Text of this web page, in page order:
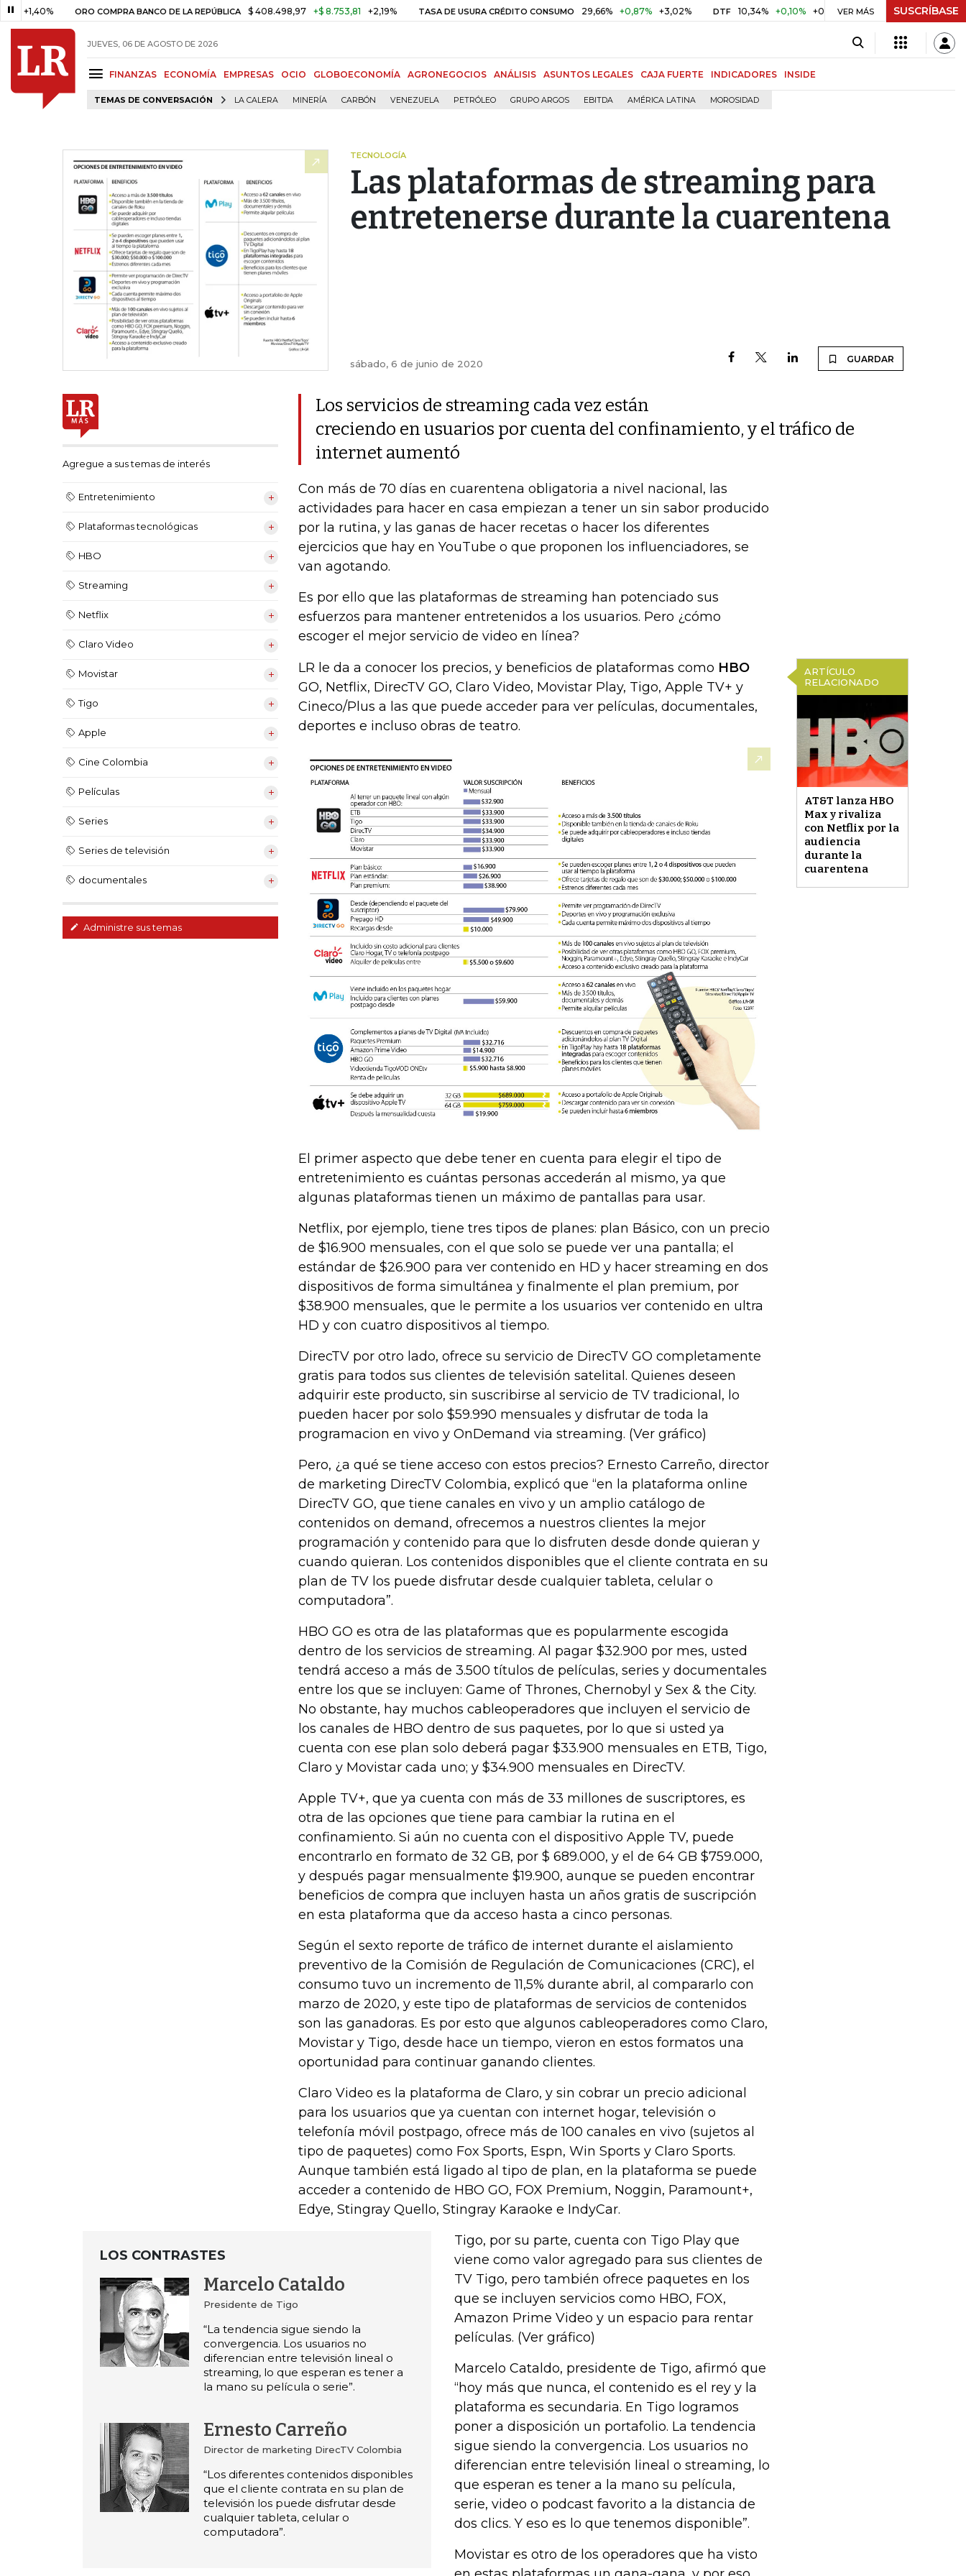
ORO COMPRA BANCO DE LA REPÚBLICA $ 408.498,97 +$ 8.753,81 +2,19% TASA DE USURA CRÉDITO CONSUMO 29,66% +0,87% +3,02% DTF 10,34% +0,10% +0,98% UVR $ 416,91 +$ 0,05 +0,01%
VER MÁS SUSCRÍBASE
JUEVES, 06 DE AGOSTO DE 2026
FINANZAS ECONOMÍA EMPRESAS OCIO GLOBOECONOMÍA AGRONEGOCIOS ANÁLISIS ASUNTOS LEGALES CAJA FUERTE INDICADORES INSIDE
TEMAS DE CONVERSACIÓN LA CALERA MINERÍA CARBÓN VENEZUELA PETRÓLEO GRUPO ARGOS EBITDA AMÉRICA LATINA MOROSIDAD
TECNOLOGÍA
Las plataformas de streaming para
entretenerse durante la cuarentena
sábado, 6 de junio de 2020 GUARDAR
Agregue a sus temas de interés
Entretenimiento
Plataformas tecnológicas
HBO
Streaming
Netflix
Claro Video
Movistar
Tigo
Apple
Cine Colombia
Películas
Series
Series de televisión
documentales
Administre sus temas
Los servicios de streaming cada vez están
creciendo en usuarios por cuenta del confinamiento, y el tráfico de
internet aumentó
Con más de 70 días en cuarentena obligatoria a nivel nacional, las
actividades para hacer en casa empiezan a tener un sin sabor producido
por la rutina, y las ganas de hacer recetas o hacer los diferentes
ejercicios que hay en YouTube o que proponen los influenciadores, se
van agotando.
Es por ello que las plataformas de streaming han potenciado sus
esfuerzos para mantener entretenidos a los usuarios. Pero ¿cómo
escoger el mejor servicio de video en línea?
ARTÍCULO
RELACIONADO
AT&T lanza HBO
Max y rivaliza
con Netflix por la
audiencia
durante la
cuarentena
LR le da a conocer los precios, y beneficios de plataformas como HBO
GO, Netflix, DirecTV GO, Claro Video, Movistar Play, Tigo, Apple TV+ y
Cineco/Plus a las que puede acceder para ver películas, documentales,
deportes e incluso obras de teatro.
El primer aspecto que debe tener en cuenta para elegir el tipo de
entretenimiento es cuántas personas accederán al mismo, ya que
algunas plataformas tienen un máximo de pantallas para usar.
Netflix, por ejemplo, tiene tres tipos de planes: plan Básico, con un precio
de $16.900 mensuales, con el que solo se puede ver una pantalla; el
estándar de $26.900 para ver contenido en HD y hacer streaming en dos
dispositivos de forma simultánea y finalmente el plan premium, por
$38.900 mensuales, que le permite a los usuarios ver contenido en ultra
HD y con cuatro dispositivos al tiempo.
DirecTV por otro lado, ofrece su servicio de DirecTV GO completamente
gratis para todos sus clientes de televisión satelital. Quienes deseen
adquirir este producto, sin suscribirse al servicio de TV tradicional, lo
pueden hacer por solo $59.990 mensuales y disfrutar de toda la
programacion en vivo y OnDemand via streaming. (Ver gráfico)
Pero, ¿a qué se tiene acceso con estos precios? Ernesto Carreño, director
de marketing DirecTV Colombia, explicó que “en la plataforma online
DirecTV GO, que tiene canales en vivo y un amplio catálogo de
contenidos on demand, ofrecemos a nuestros clientes la mejor
programación y contenido para que lo disfruten desde donde quieran y
cuando quieran. Los contenidos disponibles que el cliente contrata en su
plan de TV los puede disfrutar desde cualquier tableta, celular o
computadora”.
HBO GO es otra de las plataformas que es popularmente escogida
dentro de los servicios de streaming. Al pagar $32.900 por mes, usted
tendrá acceso a más de 3.500 títulos de películas, series y documentales
entre los que se incluyen: Game of Thrones, Chernobyl y Sex & the City.
No obstante, hay muchos cableoperadores que incluyen el servicio de
los canales de HBO dentro de sus paquetes, por lo que si usted ya
cuenta con ese plan solo deberá pagar $33.900 mensuales en ETB, Tigo,
Claro y Movistar cada uno; y $34.900 mensuales en DirecTV.
Apple TV+, que ya cuenta con más de 33 millones de suscriptores, es
otra de las opciones que tiene para cambiar la rutina en el
confinamiento. Si aún no cuenta con el dispositivo Apple TV, puede
encontrarlo en formato de 32 GB, por $ 689.000, y el de 64 GB $759.000,
y después pagar mensualmente $19.900, aunque se pueden encontrar
beneficios de compra que incluyen hasta un años gratis de suscripción
en esta plataforma que da acceso hasta a cinco personas.
Según el sexto reporte de tráfico de internet durante el aislamiento
preventivo de la Comisión de Regulación de Comunicaciones (CRC), el
consumo tuvo un incremento de 11,5% durante abril, al compararlo con
marzo de 2020, y este tipo de plataformas de servicios de contenidos
son las ganadoras. Es por esto que algunos cableoperadores como Claro,
Movistar y Tigo, desde hace un tiempo, vieron en estos formatos una
oportunidad para continuar ganando clientes.
Claro Video es la plataforma de Claro, y sin cobrar un precio adicional
para los usuarios que ya cuentan con internet hogar, televisión o
telefonía móvil postpago, ofrece más de 100 canales en vivo (sujetos al
tipo de paquetes) como Fox Sports, Espn, Win Sports y Claro Sports.
Aunque también está ligado al tipo de plan, en la plataforma se puede
acceder a contenido de HBO GO, FOX Premium, Noggin, Paramount+,
Edye, Stingray Quello, Stingray Karaoke e IndyCar.
LOS CONTRASTES
Marcelo Cataldo
Presidente de Tigo
“La tendencia sigue siendo la
convergencia. Los usuarios no
diferencian entre televisión lineal o
streaming, lo que esperan es tener a
la mano su película o serie”.
Ernesto Carreño
Director de marketing DirecTV Colombia
“Los diferentes contenidos disponibles
que el cliente contrata en su plan de
televisión los puede disfrutar desde
cualquier tableta, celular o
computadora”.
Tigo, por su parte, cuenta con Tigo Play que
viene como valor agregado para sus clientes de
TV Tigo, pero también ofrece paquetes en los
que se incluyen servicios como HBO, FOX,
Amazon Prime Video y un espacio para rentar
películas. (Ver gráfico)
Marcelo Cataldo, presidente de Tigo, afirmó que
“hoy más que nunca, el contenido es el rey y la
plataforma es secundaria. En Tigo logramos
poner a disposición un portafolio. La tendencia
sigue siendo la convergencia. Los usuarios no
diferencian entre televisión lineal o streaming, lo
que esperan es tener a la mano su película,
serie, video o podcast favorito a la distancia de
dos clics. Y eso es lo que tenemos disponible”.
Movistar es otro de los operadores que ha visto